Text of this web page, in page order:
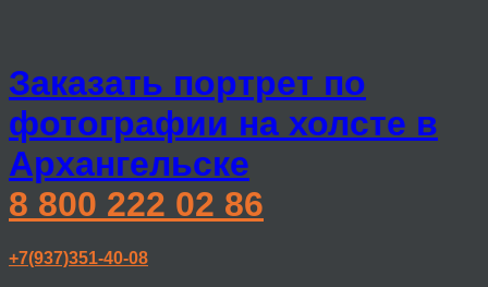
Заказать портрет по
фотографии на холсте в
Архангельске
8 800 222 02 86
+7(937)351-40-08